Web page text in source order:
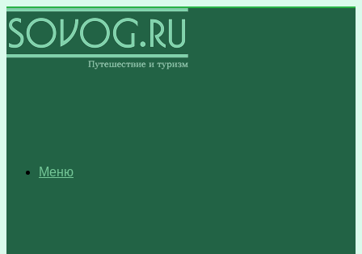
Меню